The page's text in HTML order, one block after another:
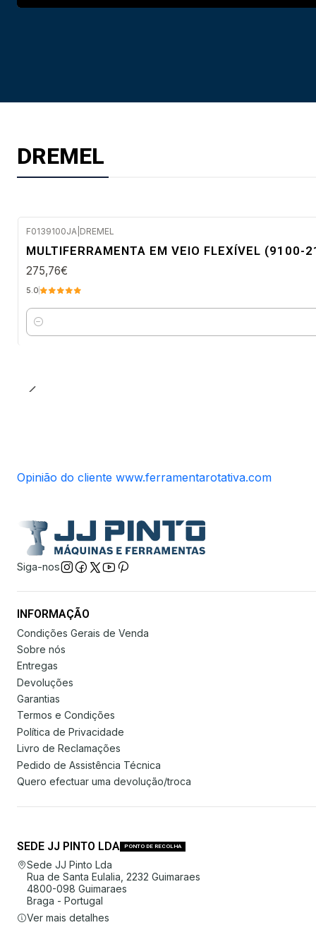
DREMEL
F0139100JA DREMEL
MULTIFERRAMENTA EM VEIO FLEXÍVEL (9100-
275,76€
5.0
Quantidade
Opinião do cliente www.ferramentarotativa.com
Siga-nos
INFORMAÇÃO
Condições Gerais de Venda
Sobre nós
Entregas
Devoluções
Garantias
Termos e Condições
Política de Privacidade
Livro de Reclamações
Pedido de Assistência Técnica
Quero efectuar uma devolução/troca
SEDE JJ PINTO LDA PONTO DE RECOLHA
Sede JJ Pinto Lda
Rua de Santa Eulalia, 2232 Guimaraes
4800-098 Guimaraes
Braga - Portugal
Ver mais detalhes